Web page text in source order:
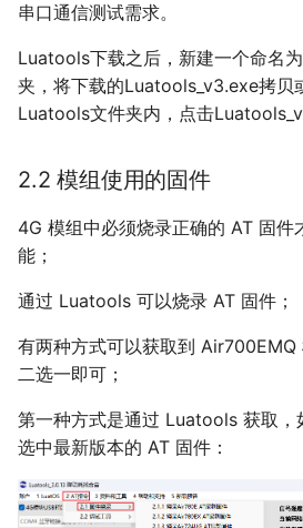
串口通信测试需求。
Luatools下载之后，新建一个命名
夹，将下载的Luatools_v3.exe拷贝
Luatools文件夹内，点击
2.2 模组使用的固件
4G 模组中必须烧录正确的 AT 固件
能；
通过 Luatools 可以烧录 AT 固件；
有两种方式可以获取到 Air700EMQ
二选一即可；
第一种方式是通过 Luatools 获取，
选中最新版本的 AT 固件：